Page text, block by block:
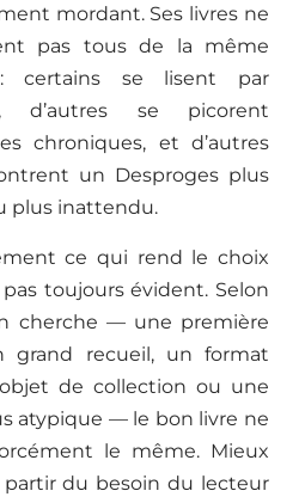
mordant. Ses livres ne
pas tous de la même
certains se lisent par
d’autres se picorent
chroniques, et d’autres
un Desproges plus
plus inattendu.
ce qui rend le choix
toujours évident. Selon
cherche — une première
grand recueil, un format
de collection ou une
atypique — le bon livre ne
le même. Mieux
du besoin du lecteur